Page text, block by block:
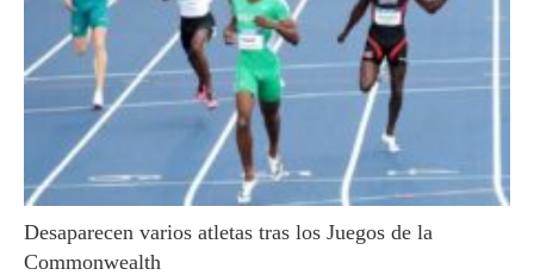
Desaparecen varios atletas tras los Juegos de la
Commonwealth